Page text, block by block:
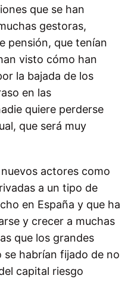
que se han
gestoras,
pensión, que tenían
visto cómo han
la bajada de los
en las
quiere perderse
que será muy
actores como
a un tipo de
en España y que ha
y crecer a muchas
que los grandes
habrían fijado de no
capital riesgo